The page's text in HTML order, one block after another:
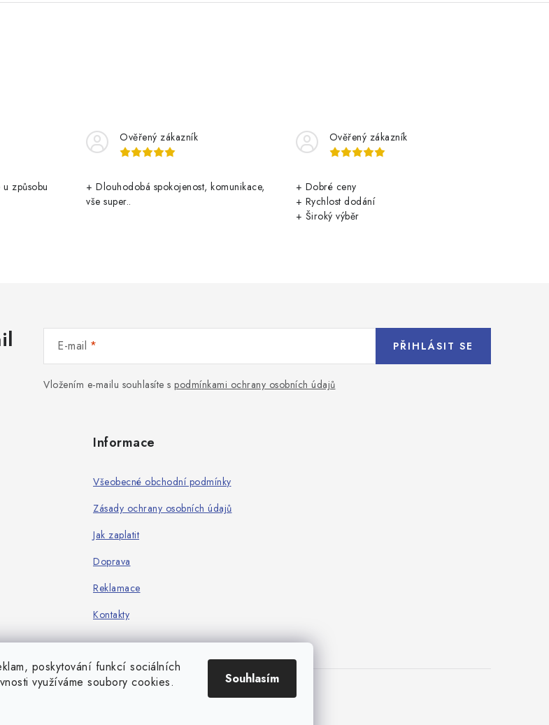
poskytování funkcí sociálních
využíváme soubory cookies.
Souhlasím
způsobu
Ověřený zákazník
+ Dlouhodobá spokojenost, komunikace,
vše super..
Ověřený zákazník
+ Dobré ceny
+ Rychlost dodání
+ Široký výběr
E-mail
Vložením e-mailu souhlasíte s podmínkami ochrany osobních údajů
PŘIHLÁSIT SE
Informace
Všeobecné obchodní podmínky
Zásady ochrany osobních údajů
Jak zaplatit
Doprava
Reklamace
Kontakty